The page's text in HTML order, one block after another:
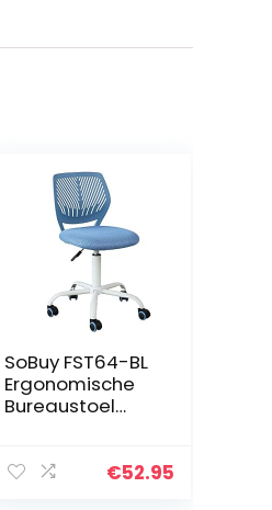
SoBuy FST64-BL
Ergonomische
Bureaustoel
Computerstoel
€52.95